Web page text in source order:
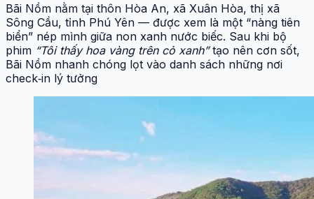
Bãi Nồm nằm tại thôn Hòa An, xã Xuân Hòa, thị xã
Sông Cầu, tỉnh Phú Yên — được xem là một “nàng tiên
biển” nép mình giữa non xanh nước biếc. Sau khi bộ
phim “Tôi thấy hoa vàng trên cỏ xanh”tạo nên cơn sốt,
Bãi Nồm nhanh chóng lọt vào danh sách những nơi
check‑in lý tưởng